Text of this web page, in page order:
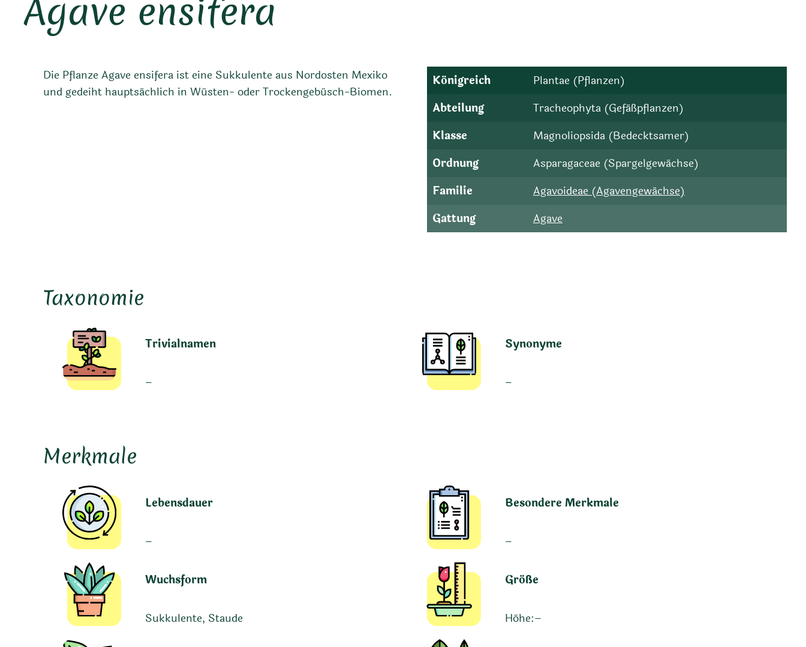
Agave ensifera
Die Pflanze Agave ensifera ist eine Sukkulente aus Nordosten Mexiko
und gedeiht hauptsächlich in Wüsten- oder Trockengebüsch-Biomen.
Königreich
Plantae (Pflanzen)
Abteilung
Tracheophyta (Gefäßpflanzen)
Klasse
Magnoliopsida (Bedecktsamer)
Ordnung
Asparagaceae (Spargelgewächse)
Familie
Agavoideae (Agavengewächse)
Gattung
Agave
Taxonomie
Trivialnamen
–
Synonyme
–
Merkmale
Lebensdauer
–
Besondere Merkmale
–
Wuchsform
Sukkulente, Staude
Größe
Höhe:–